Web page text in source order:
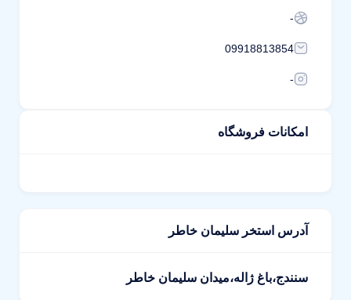
-
09918813854
-
امکانات فروشگاه
آدرس استخر سلیمان خاطر
سنندج،باغ ژاله،میدان سلیمان خاطر